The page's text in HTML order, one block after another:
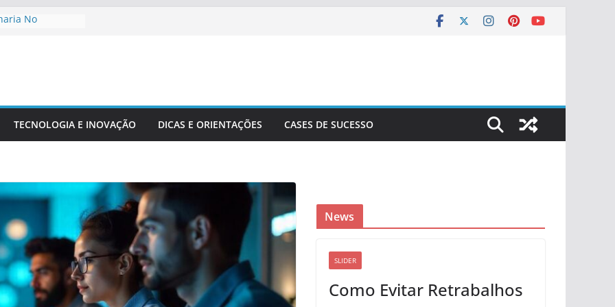
No
Civil Na
Aplicadas
TECNOLOGIA E INOVAÇÃO DICAS E ORIENTAÇÕES CASES DE SUCESSO
News
SLIDER
Como Evitar Retrabalhos